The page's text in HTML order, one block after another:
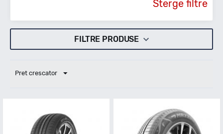
Sterge filtre
FILTRE PRODUSE
Pret crescator